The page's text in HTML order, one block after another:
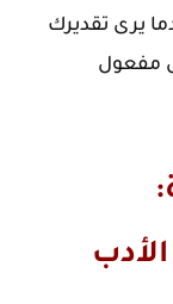
يرى تقديرك
مفعول